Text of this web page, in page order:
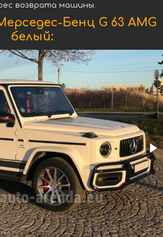
возврата машины.
Бенц G 63 AMG
белый: